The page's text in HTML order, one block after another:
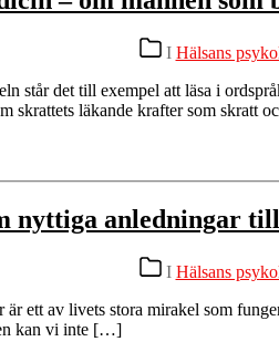
Kategorier
I Hälsans
står det till exempel att läsa i
skrattets läkande krafter som skratt
nyttiga anledningar
Kategorier
I Hälsans
ett av livets stora mirakel som
kan vi inte […]